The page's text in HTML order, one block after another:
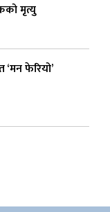
मृत्यु
‘मन फेरियो’